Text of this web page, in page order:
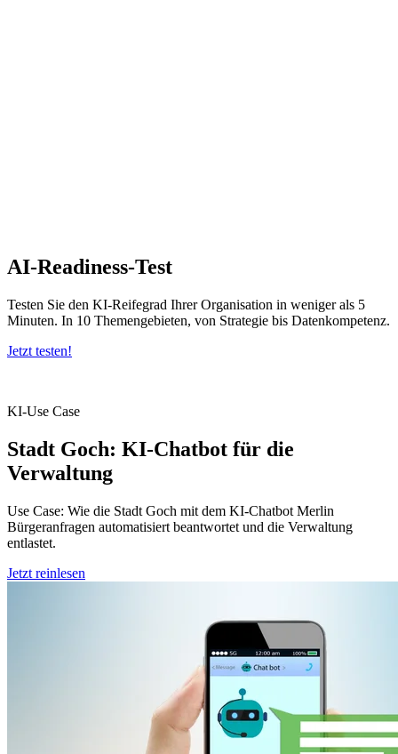
AI-Readiness-Test
Testen Sie den KI-Reifegrad Ihrer Organisation in weniger als 5
Minuten. In 10 Themengebieten, von Strategie bis Datenkompetenz.
Jetzt testen!
KI-Use Case
Stadt Goch: KI-Chatbot für die
Verwaltung
Use Case: Wie die Stadt Goch mit dem KI-Chatbot Merlin
Bürgeranfragen automatisiert beantwortet und die Verwaltung
entlastet.
Jetzt reinlesen